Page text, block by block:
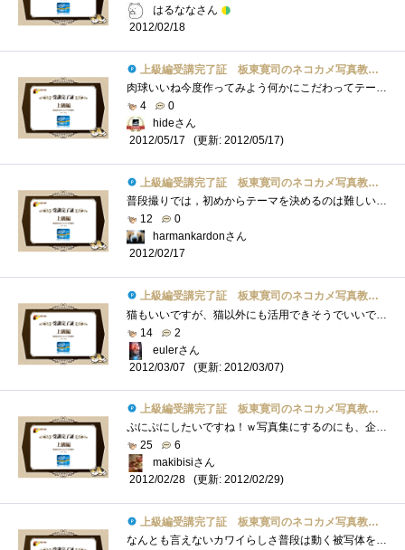
はるななさん
2012/02/18
上級編受講完了証 板東寛司のネコカメ写真教室パート2
肉球いいね今度作ってみよう何かにこだわってテーマを決めると良い物が出来そうラフイメージを作ると確かにわかりやすいですなあ
4
0
hideさん
2012/05/17
(更新: 2012/05/17)
上級編受講完了証 板東寛司のネコカメ写真教室パート2
普段撮りでは，初めからテーマを決めるのは難しいです．でも，そうしないといいフォトブックは作れないということがわかりました．
12
0
harmankardonさん
2012/02/17
上級編受講完了証 板東寛司のネコカメ写真教室パート2
猫もいいですが、猫以外にも活用できそうでいいですね。というか所々に出てくる肉球が・・・あれだけ立体にしてほしい・・・ぷにぷにしたい�...
14
2
eulerさん
2012/03/07
(更新: 2012/03/07)
上級編受講完了証 板東寛司のネコカメ写真教室パート2
ぷにぷにしたいですね！ｗ写真集にするのにも、企画書を書いたりするのですね。いつか、子供の写真を使って写真集を作ってみたいですね。＾＾
25
6
makibisiさん
2012/02/28
(更新: 2012/02/29)
上級編受講完了証 板東寛司のネコカメ写真教室パート2
なんとも言えないカワイらしさ普段は動く被写体を撮らないため、動きのある動物写真は楽しそうだな～～！